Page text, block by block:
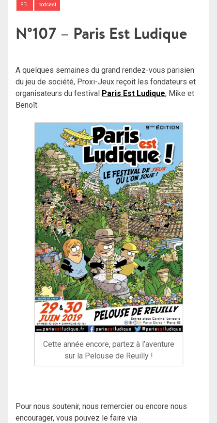
PEL podcast
N°107 – Paris Est Ludique
A quelques semaines du grand rendez-vous parisien
du jeu de société, Proxi-Jeux reçoit les fondateurs et
organisateurs du festival Paris Est Ludique, Mike et
Benoît.
Cette année encore, partez à l’aventure
sur la Pelouse de Reuilly !
Pour nous soutenir, nous remercier ou encore nous
encourager, vous pouvez le faire via